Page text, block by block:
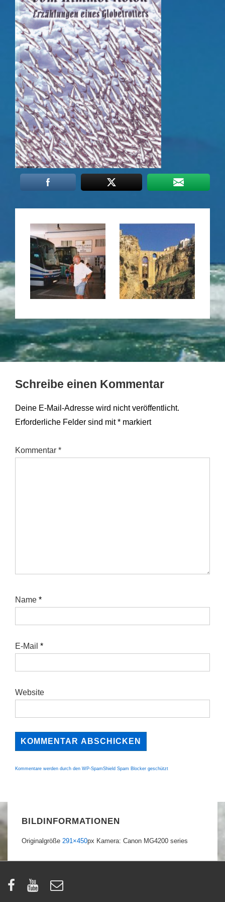
Schreibe einen Kommentar
Deine E-Mail-Adresse wird nicht veröffentlicht.
Erforderliche Felder sind mit* markiert
Kommentar *
Name *
E-Mail *
Website
Kommentare werden durch den WP-SpamShield Spam Blocker geschützt
BILDINFORMATIONEN
Originalgröße 291×450px Kamera: Canon MG4200 series